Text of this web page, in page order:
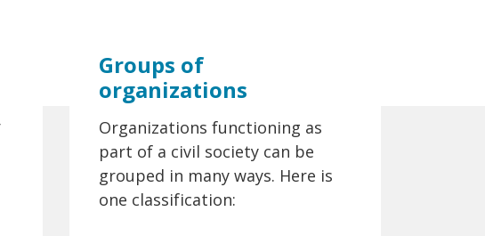
Groups of
organizations
Organizations functioning as
part of a civil society can be
grouped in many ways. Here is
one classification: